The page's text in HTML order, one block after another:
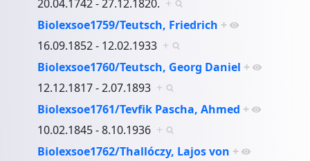
20.04.1742 - 27.12.1820. +
Biolexsoe1759/Teutsch, Friedrich +
16.09.1852 - 12.02.1933 +
Biolexsoe1760/Teutsch, Georg Daniel +
12.12.1817 - 2.07.1893 +
Biolexsoe1761/Tevfik Pascha, Ahmed +
10.02.1845 - 8.10.1936 +
Biolexsoe1762/Thallóczy, Lajos von +